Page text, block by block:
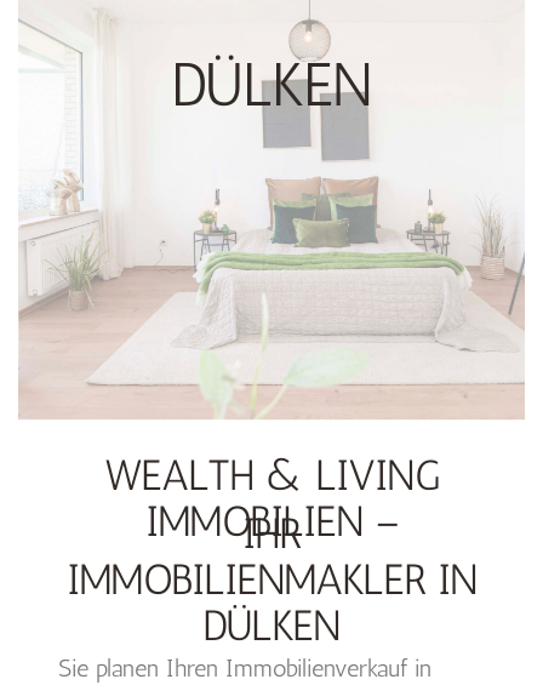
DÜLKEN
WEALTH & LIVING
IMMOBILIEN –
IHR
IMMOBILIENMAKLER IN
DÜLKEN
Sie planen Ihren Immobilienverkauf in